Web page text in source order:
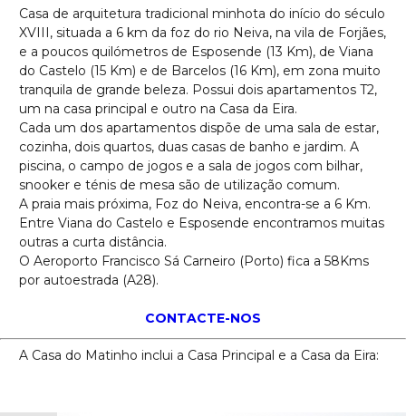
Casa de arquitetura tradicional minhota do início do século
XVIII, situada a 6 km da foz do rio Neiva, na vila de Forjães,
e a poucos quilómetros de Esposende (13 Km), de Viana
do Castelo (15 Km) e de Barcelos (16 Km), em zona muito
tranquila de grande beleza. Possui dois apartamentos T2,
um na casa principal e outro na Casa da Eira.
Cada um dos apartamentos dispõe de uma sala de estar,
cozinha, dois quartos, duas casas de banho e jardim. A
piscina, o campo de jogos e a sala de jogos com bilhar,
snooker e ténis de mesa são de utilização comum.
A praia mais próxima, Foz do Neiva, encontra-se a 6 Km.
Entre Viana do Castelo e Esposende encontramos muitas
outras a curta distância.
O Aeroporto Francisco Sá Carneiro (Porto) fica a 58Kms
por autoestrada (A28).
CONTACTE-NOS
A Casa do Matinho inclui a Casa Principal e a Casa da Eira: